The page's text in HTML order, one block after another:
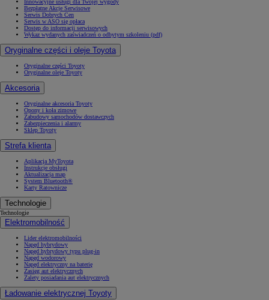
Bezpłatne Akcje Serwisowe
Serwis Dobrych Cen
Serwis w ASO się opłaca
Dostęp do informacji serwisowych
Wykaz wydanych zaświadczeń o odbytym szkoleniu (pdf)
Oryginalne części i oleje Toyota
Oryginalne części Toyoty
Oryginalne oleje Toyoty
Akcesoria
Oryginalne akcesoria Toyoty
Opony i koła zimowe
Zabudowy samochodów dostawczych
Zabezpieczenia i alarmy
Sklep Toyoty
Strefa klienta
Aplikacja MyToyota
Instrukcje obsługi
Aktualizacja map
System Bluetooth®
Karty Ratownicze
Technologie
Technologie
Elektromobilność
Lider elektromobilności
Napęd hybrydowy
Napęd hybrydowy typu plug-in
Napęd wodorowy
Napęd elektryczny na baterię
Zasięg aut elektrycznych
Zalety posiadania aut elektrycznych
Ładowanie elektrycznej Toyoty